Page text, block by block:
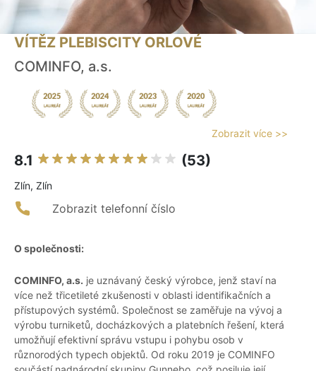
VÍTĚZ PLEBISCITY ORLOVÉ
COMINFO, a.s.
Zobrazit více >>
8.1 (53)
Zlín, Zlín
Zobrazit telefonní číslo
O společnosti:
COMINFO, a.s. je uznávaný český výrobce, jenž staví na
více než třicetileté zkušenosti v oblasti identifikačních a
přístupových systémů. Společnost se zaměřuje na vývoj a
výrobu turniketů, docházkových a platebních řešení, která
umožňují efektivní správu vstupu i pohybu osob v
různorodých typech objektů. Od roku 2019 je COMINFO